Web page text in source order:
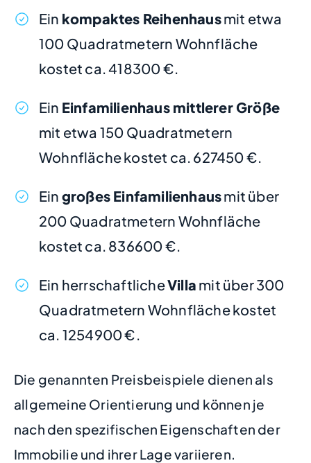
Ein kompaktes Reihenhausmit etwa
100 Quadratmetern Wohnfläche
kostet ca. 418300 €.
Ein Einfamilienhaus mittlerer Größe
mit etwa 150 Quadratmetern
Wohnfläche kostet ca. 627450 €.
Ein großes Einfamilienhausmit über
200 Quadratmetern Wohnfläche
kostet ca. 836600 €.
Ein herrschaftlicheVilla mit über 300
Quadratmetern Wohnfläche kostet
ca. 1254900 €.
Die genannten Preisbeispiele dienen als
allgemeine Orientierung und können je
nach den spezifischen Eigenschaften der
Immobilie und ihrer Lage variieren.